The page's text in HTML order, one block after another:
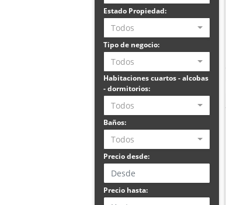
Estado Propiedad:
Todos
Tipo de negocio:
Todos
Habitaciones cuartos - alcobas
- dormitorios:
Todos
Baños:
Todos
Precio desde:
Precio hasta: